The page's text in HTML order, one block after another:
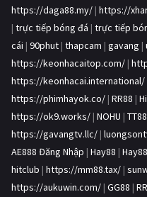
https://daga88.my/ | https://
| trực tiếp bóng đá | trực tiếp
cái | 90phut | thapcam | gavang |
https://keonhacaitop.com/ |
https://keonhacai.international/
https://phimhayok.co/ | RR88 |
https://ok9.works/ | NOHU | TT88
https://gavangtv.llc/ |
AE888 Đăng Nhập | Hay88 | Hay88
hitclub | https://mm88.tax/ |
https://aukuwin.com/ | GG88 |